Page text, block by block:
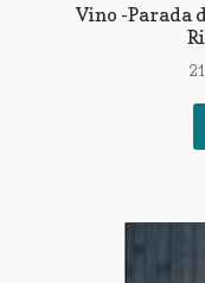
Vino -Parada